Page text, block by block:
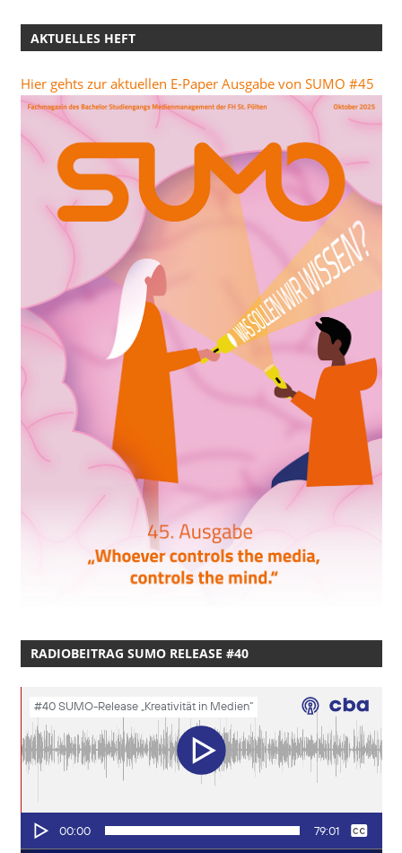
AKTUELLES HEFT
Hier gehts zur aktuellen E-Paper Ausgabe von SUMO #45
RADIOBEITRAG SUMO RELEASE #40